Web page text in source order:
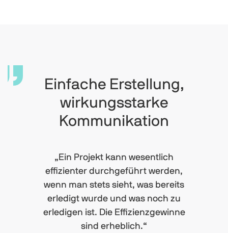
Einfache Erstellung,
wirkungsstarke
Kommunikation
„Ein Projekt kann wesentlich
effizienter durchgeführt werden,
wenn man stets sieht, was bereits
erledigt wurde und was noch zu
erledigen ist. Die Effizienzgewinne
sind erheblich.“